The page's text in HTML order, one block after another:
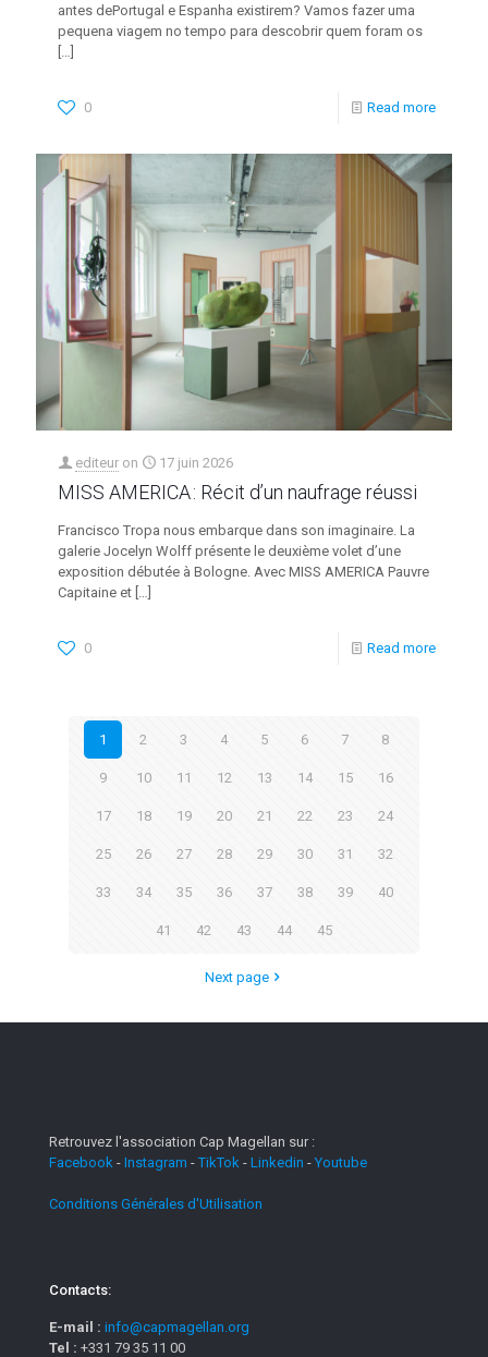
antes dePortugal e Espanha existirem? Vamos fazer uma
pequena viagem no tempo para descobrir quem foram os
[…]
0 Read more
editeur on 17 juin 2026
MISS AMERICA : Récit d’un naufrage réussi
Francisco Tropa nous embarque dans son imaginaire. La
galerie Jocelyn Wolff présente le deuxième volet d’une
exposition débutée à Bologne. Avec MISS AMERICA Pauvre
Capitaine et […]
0 Read more
1 2 3 4 5 6 7 8
9 10 11 12 13 14 15 16
17 18 19 20 21 22 23 24
25 26 27 28 29 30 31 32
33 34 35 36 37 38 39 40
41 42 43 44 45
Next page
Retrouvez l'association Cap Magellan sur :
Facebook - Instagram -TikTok - Linkedin - Youtube
Conditions Générales d'Utilisation
Contacts:
E-mail : info@capmagellan.org
Tel : +331 79 35 11 00